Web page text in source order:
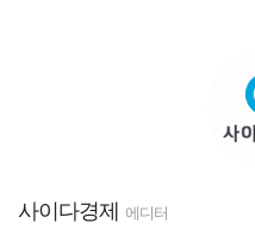
사이다경제 에디터